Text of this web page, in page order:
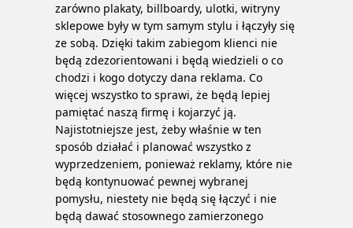
zarówno plakaty, billboardy, ulotki, witryny
sklepowe były w tym samym stylu i łączyły się
ze sobą. Dzięki takim zabiegom klienci nie
będą zdezorientowani i będą wiedzieli o co
chodzi i kogo dotyczy dana reklama. Co
więcej wszystko to sprawi, że będą lepiej
pamiętać naszą firmę i kojarzyć ją.
Najistotniejsze jest, żeby właśnie w ten
sposób działać i planować wszystko z
wyprzedzeniem, ponieważ reklamy, które nie
będą kontynuować pewnej wybranej
pomysłu, niestety nie będą się łączyć i nie
będą dawać stosownego zamierzonego